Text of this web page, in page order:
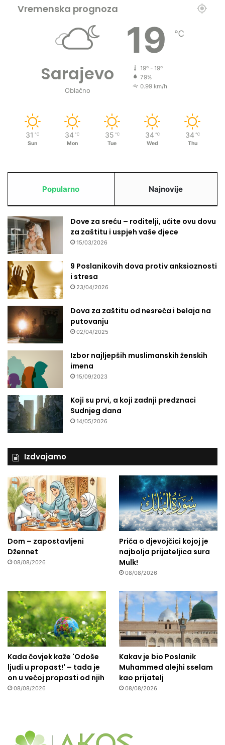
Vremenska prognoza
Sarajevo
Oblačno
19 ℃
19º - 19º
79%
0.99 km/h
31 ℃
Sun
34 ℃
Mon
35 ℃
Tue
34 ℃
Wed
34 ℃
Thu
Popularno Najnovije
Dove za sreću – roditelji, učite ovu dovu
za zaštitu i uspjeh vaše djece
15/03/2026
9 Poslanikovih dova protiv anksioznosti
i stresa
23/04/2026
Dova za zaštitu od nesreća i belaja na
putovanju
02/04/2025
Izbor najljepših muslimanskih ženskih
imena
15/09/2023
Koji su prvi, a koji zadnji predznaci
Sudnjeg dana
14/05/2026
Izdvajamo
Dom – zapostavljeni
Džennet
08/08/2026
Priča o djevojčici kojoj je
najbolja prijateljica sura
Mulk!
08/08/2026
Kada čovjek kaže 'Odoše
ljudi u propast!' – tada je
on u većoj propasti od njih
08/08/2026
Kakav je bio Poslanik
Muhammed alejhi sselam
kao prijatelj
08/08/2026